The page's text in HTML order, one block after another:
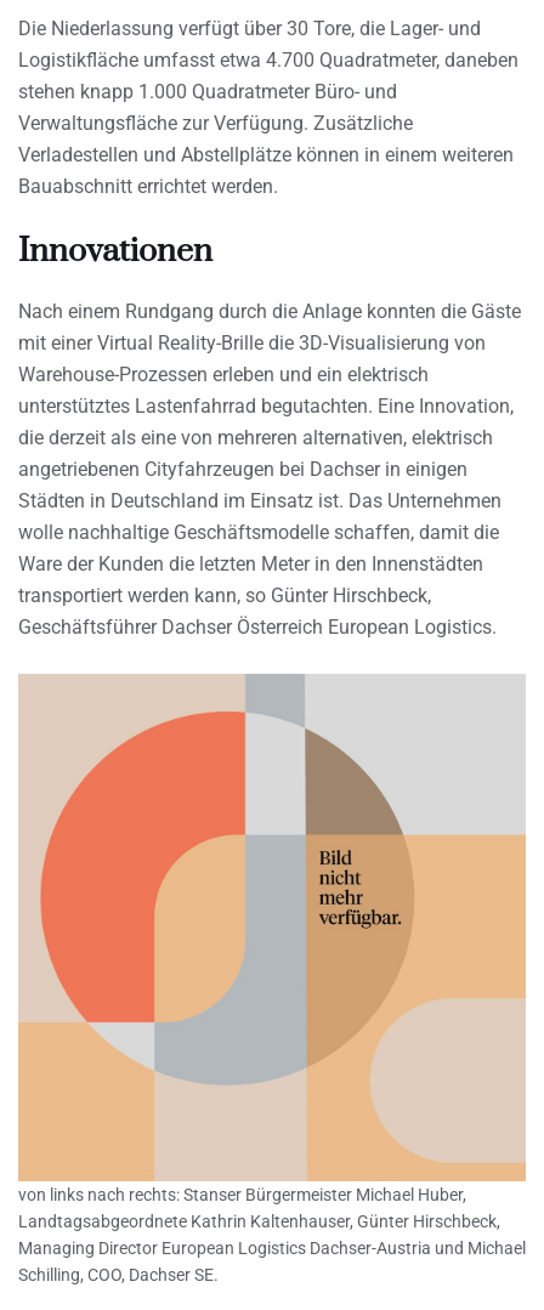
Die Niederlassung verfügt über 30 Tore, die Lager- und
Logistikfläche umfasst etwa 4.700 Quadratmeter, daneben
stehen knapp 1.000 Quadratmeter Büro- und
Verwaltungsfläche zur Verfügung. Zusätzliche
Verladestellen und Abstellplätze können in einem weiteren
Bauabschnitt errichtet werden.
Innovationen
Nach einem Rundgang durch die Anlage konnten die Gäste
mit einer Virtual Reality-Brille die 3D-Visualisierung von
Warehouse-Prozessen erleben und ein elektrisch
unterstütztes Lastenfahrrad begutachten. Eine Innovation,
die derzeit als eine von mehreren alternativen, elektrisch
angetriebenen Cityfahrzeugen bei Dachser in einigen
Städten in Deutschland im Einsatz ist. Das Unternehmen
wolle nachhaltige Geschäftsmodelle schaffen, damit die
Ware der Kunden die letzten Meter in den Innenstädten
transportiert werden kann, so Günter Hirschbeck,
Geschäftsführer Dachser Österreich European Logistics.
von links nach rechts: Stanser Bürgermeister Michael Huber,
Landtagsabgeordnete Kathrin Kaltenhauser, Günter Hirschbeck,
Managing Director European Logistics Dachser-Austria und Michael
Schilling, COO, Dachser SE.